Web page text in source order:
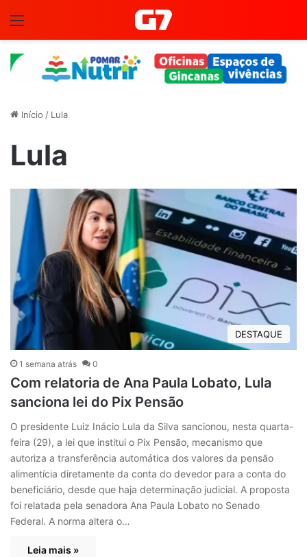
Início / Lula
Lula
DESTAQUE
1 semana atrás 0
Com relatoria de Ana Paula Lobato, Lula
sanciona lei do Pix Pensão
O presidente Luiz Inácio Lula da Silva sancionou, nesta quarta-
feira (29), a lei que institui o Pix Pensão, mecanismo que
autoriza a transferência automática dos valores da pensão
alimentícia diretamente da conta do devedor para a conta do
beneficiário, desde que haja determinação judicial. A proposta
foi relatada pela senadora Ana Paula Lobato no Senado
Federal. A norma altera o…
Leia mais »